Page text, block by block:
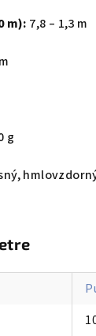
m): 7,8 – 1,3 m
g